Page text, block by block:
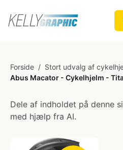
Forside / Stort udvalg af
Abus Macator - Cykelhjelm -
Dele af indholdet på denne
med hjælp fra AI.